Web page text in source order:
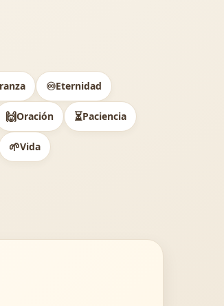
♾️Eternidad
🙌Oración ⏳Paciencia
🌱Vida